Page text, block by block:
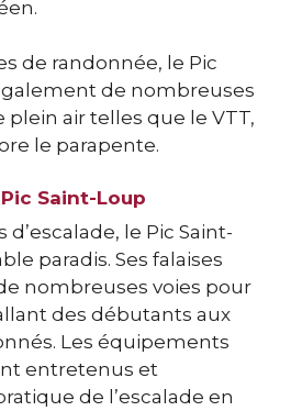
de randonnée, le Pic
de nombreuses
plein air telles que le VTT,
le parapente.
Saint-Loup
le Pic Saint-
paradis. Ses falaises
nombreuses voies pour
des débutants aux
Les équipements
entretenus et
de l’escalade en